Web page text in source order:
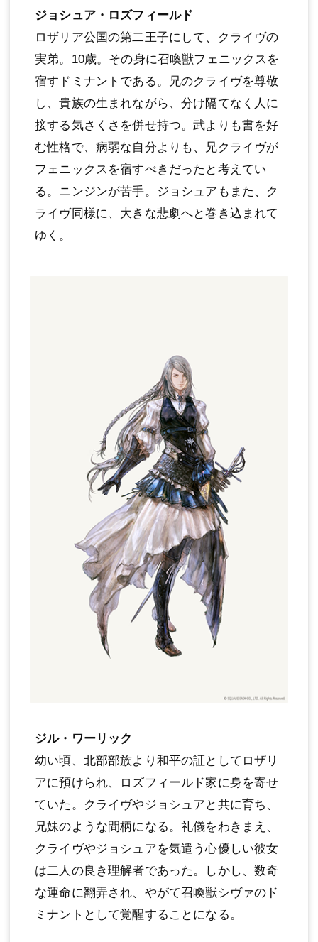
ジョシュア・ロズフィールド
ロザリア公国の第二王子にして、クライヴの
実弟。10歳。その身に召喚獣フェニックスを
宿すドミナントである。兄のクライヴを尊敬
し、貴族の生まれながら、分け隔てなく人に
接する気さくさを併せ持つ。武よりも書を好
む性格で、病弱な自分よりも、兄クライヴが
フェニックスを宿すべきだったと考えてい
る。ニンジンが苦手。ジョシュアもまた、ク
ライヴ同様に、大きな悲劇へと巻き込まれて
ゆく。
ジル・ワーリック
幼い頃、北部部族より和平の証としてロザリ
アに預けられ、ロズフィールド家に身を寄せ
ていた。クライヴやジョシュアと共に育ち、
兄妹のような間柄になる。礼儀をわきまえ、
クライヴやジョシュアを気遣う心優しい彼女
は二人の良き理解者であった。しかし、数奇
な運命に翻弄され、やがて召喚獣シヴァのド
ミナントとして覚醒することになる。